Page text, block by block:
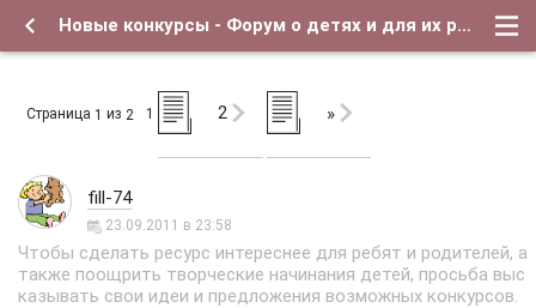
Новые конкурсы - Форум о детях и для их родителей
Страница 1 из 2 1 2 »
fill-74
23.09.2011 в 23:58
Чтобы сделать ресурс интереснее для ребят и родителей, а
также поощрить творческие начинания детей, просьба выс
казывать свои идеи и предложения возможных конкурсов.